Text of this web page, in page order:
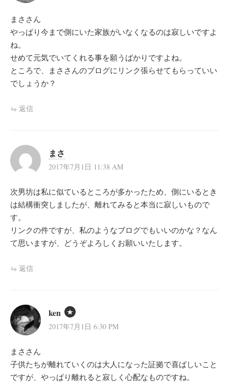
まささん
やっぱり今まで側にいた家族がいなくなるのは寂しいですよ
ね。
せめて元気でいてくれる事を願うばかりですよね。
ところで、まささんのブログにリンク張らせてもらっていい
でしょうか？
返信
まさ
2017年7月1日 11:38 AM
次男坊は私に似ているところが多かったため、側にいるとき
は結構衝突しましたが、離れてみると本当に寂しいもので
す。
リンクの件ですが、私のようなブログでもいいのかな？なん
て思いますが、どうぞよろしくお願いいたします。
返信
ken
2017年7月1日 6:30 PM
まささん
子供たちが離れていくのは大人になった証拠で喜ばしいこと
ですが、やっぱり離れると寂しく心配なものですね。